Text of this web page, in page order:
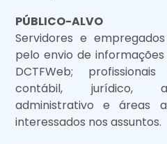
PÚBLICO-ALVO
Servidores e
pelo envio de informações
DCTFWeb;
contábil, jurídico,
administrativo e áreas
interessados nos assuntos.